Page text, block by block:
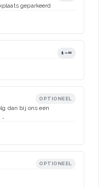
geparkeerd
1–∞
OPTIONEEL
dan bij ons een
OPTIONEEL